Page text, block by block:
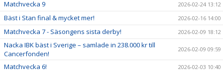
Matchvecka 9 2026-02-24 13:12
Bäst i Stan final & mycket mer! 2026-02-16 14:00
Matchvecka 7 - Säsongens sista derby! 2026-02-09 18:12
Nacka IBK bäst i Sverige – samlade in 238.000 kr till
Cancerfonden!
2026-02-09 09:59
Matchvecka 6! 2026-02-03 10:40